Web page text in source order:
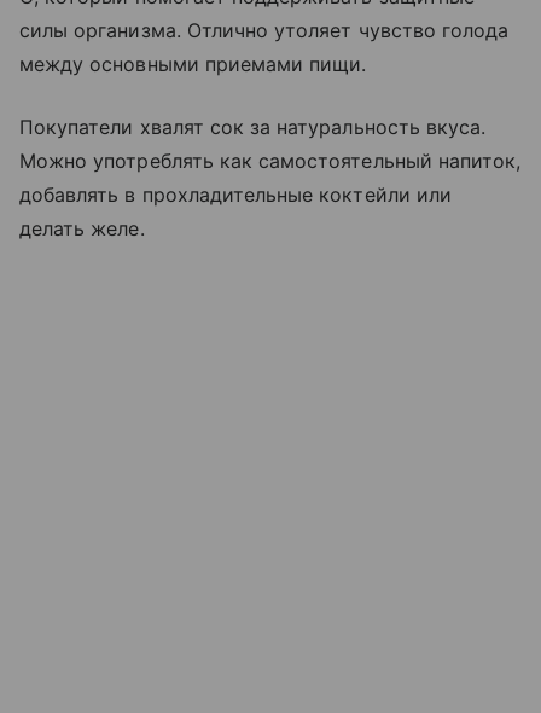
силы организма. Отлично утоляет чувство голода
между основными приемами пищи.
Покупатели хвалят сок за натуральность вкуса.
Можно употреблять как самостоятельный напиток,
добавлять в прохладительные коктейли или
делать желе.